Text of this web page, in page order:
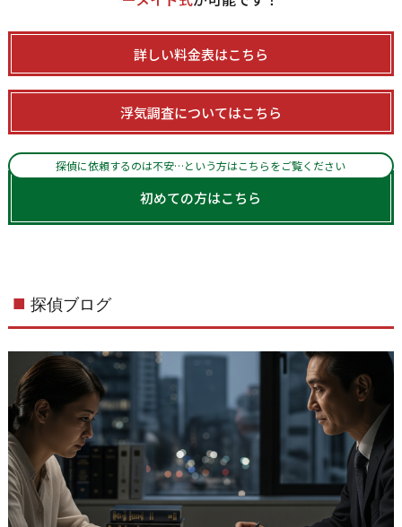
詳しい料金表はこちら
浮気調査についてはこちら
初めての方はこちら
探偵ブログ